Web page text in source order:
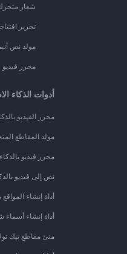
شعار
تحرير
مولد نص
محرر فيديو
أدوات الذكاء
محرر الفيديو
مولد المقاطع
محرر فيديو
نص إلى فيديو
أداة إنشاء
أداة إنشاء
منئ مقاطع تيك